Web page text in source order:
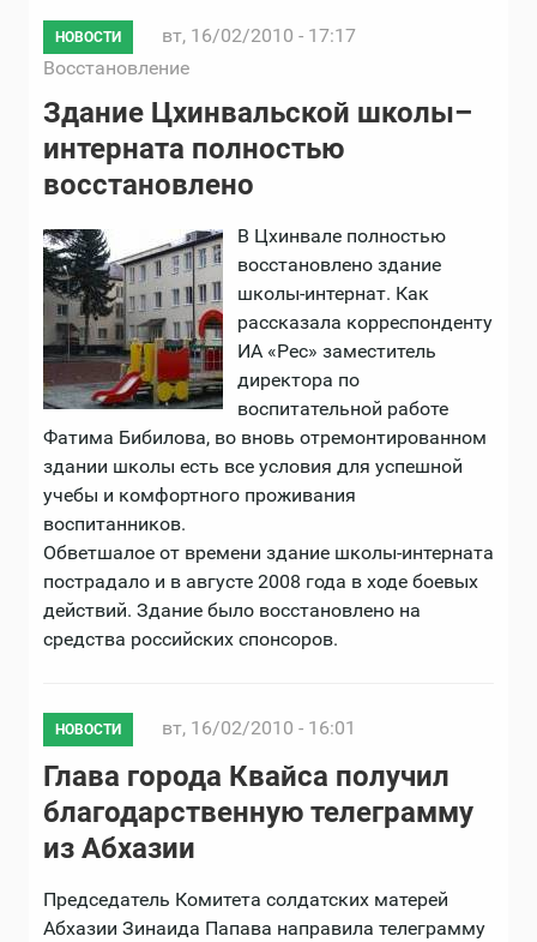
НОВОСТИ
вт, 16/02/2010 - 17:17
Восстановление
Здание Цхинвальской школы–
интерната полностью
восстановлено
В Цхинвале полностью
восстановлено здание
школы-интернат. Как
рассказала корреспонденту
ИА «Рес» заместитель
директора по
воспитательной работе
Фатима Бибилова, во вновь отремонтированном
здании школы есть все условия для успешной
учебы и комфортного проживания
воспитанников.
Обветшалое от времени здание школы-интерната
пострадало и в августе 2008 года в ходе боевых
действий. Здание было восстановлено на
средства российских спонсоров.
НОВОСТИ вт, 16/02/2010 - 16:01
Глава города Квайса получил
благодарственную телеграмму
из Абхазии
Председатель Комитета солдатских матерей
Абхазии Зинаида Папава направила телеграмму